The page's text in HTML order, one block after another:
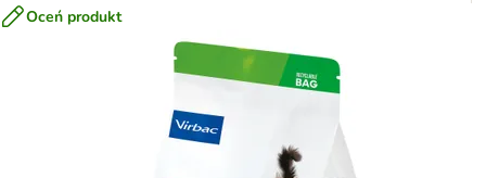
Oceń produkt